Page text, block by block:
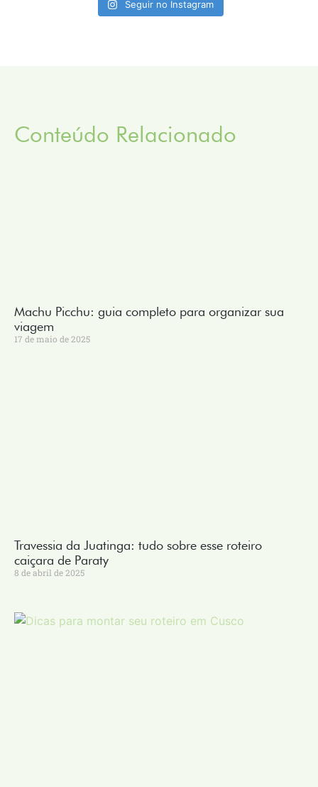
Seguir no Instagram
Conteúdo Relacionado
Machu Picchu: guia completo para organizar sua
viagem
17 de maio de 2025
Travessia da Juatinga: tudo sobre esse roteiro
caiçara de Paraty
8 de abril de 2025